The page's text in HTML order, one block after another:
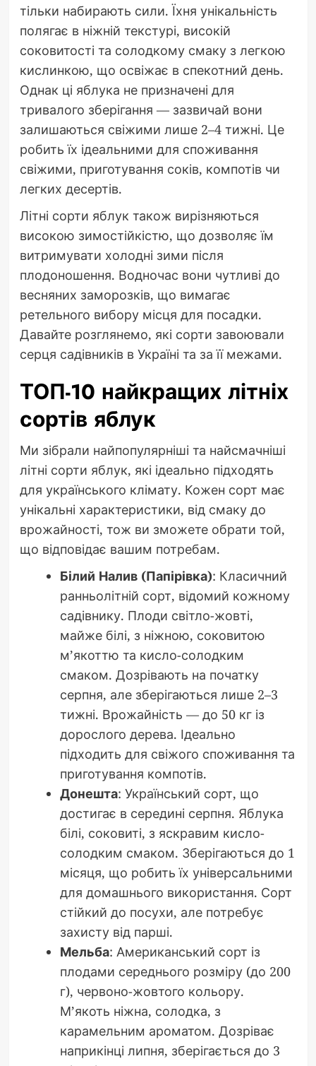
тільки набирають сили. Їхня унікальність
полягає в ніжній текстурі, високій
соковитості та солодкому смаку з легкою
кислинкою, що освіжає в спекотний день.
Однак ці яблука не призначені для
тривалого зберігання — зазвичай вони
залишаються свіжими лише 2–4 тижні. Це
робить їх ідеальними для споживання
свіжими, приготування соків, компотів чи
легких десертів.
Літні сорти яблук також вирізняються
високою зимостійкістю, що дозволяє їм
витримувати холодні зими після
плодоношення. Водночас вони чутливі до
весняних заморозків, що вимагає
ретельного вибору місця для посадки.
Давайте розглянемо, які сорти завоювали
серця садівників в Україні та за її межами.
ТОП-10 найкращих літніх
сортів яблук
Ми зібрали найпопулярніші та найсмачніші
літні сорти яблук, які ідеально підходять
для українського клімату. Кожен сорт має
унікальні характеристики, від смаку до
врожайності, тож ви зможете обрати той,
що відповідає вашим потребам.
Білий Налив (Папірівка): Класичний
ранньолітній сорт, відомий кожному
садівнику. Плоди світло-жовті,
майже білі, з ніжною, соковитою
м’якоттю та кисло-солодким
смаком. Дозрівають на початку
серпня, але зберігаються лише 2–3
тижні. Врожайність — до 50 кг із
дорослого дерева. Ідеально
підходить для свіжого споживання та
приготування компотів.
Донешта: Український сорт, що
достигає в середині серпня. Яблука
білі, соковиті, з яскравим кисло-
солодким смаком. Зберігаються до 1
місяця, що робить їх універсальними
для домашнього використання. Сорт
стійкий до посухи, але потребує
захисту від парші.
Мельба: Американський сорт із
плодами середнього розміру (до 200
г), червоно-жовтого кольору.
М’якоть ніжна, солодка, з
карамельним ароматом. Дозріває
наприкінці липня, зберігається до 3